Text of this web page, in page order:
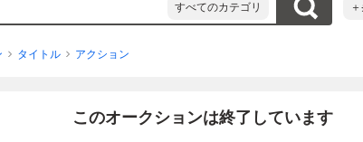
すべてのカテゴリ
タイトル アクション
このオークションは終了しています